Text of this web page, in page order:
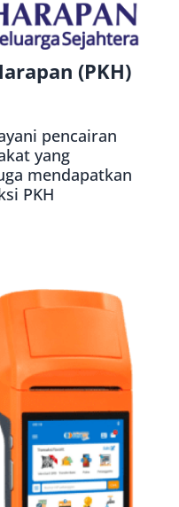
(PKH)
pencairan
yang
mendapatkan
PKH